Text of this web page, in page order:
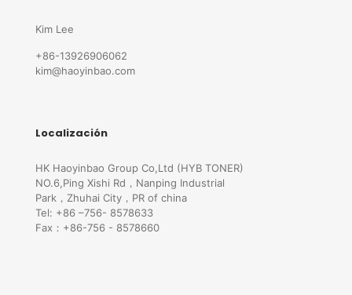
Kim Lee
+86-13926906062
kim@haoyinbao.com
Localización
HK Haoyinbao Group Co,Ltd (HYB TONER)
NO.6,Ping Xishi Rd，Nanping Industrial
Park，Zhuhai City，PR of china
Tel: +86 –756- 8578633
Fax：+86-756 - 8578660